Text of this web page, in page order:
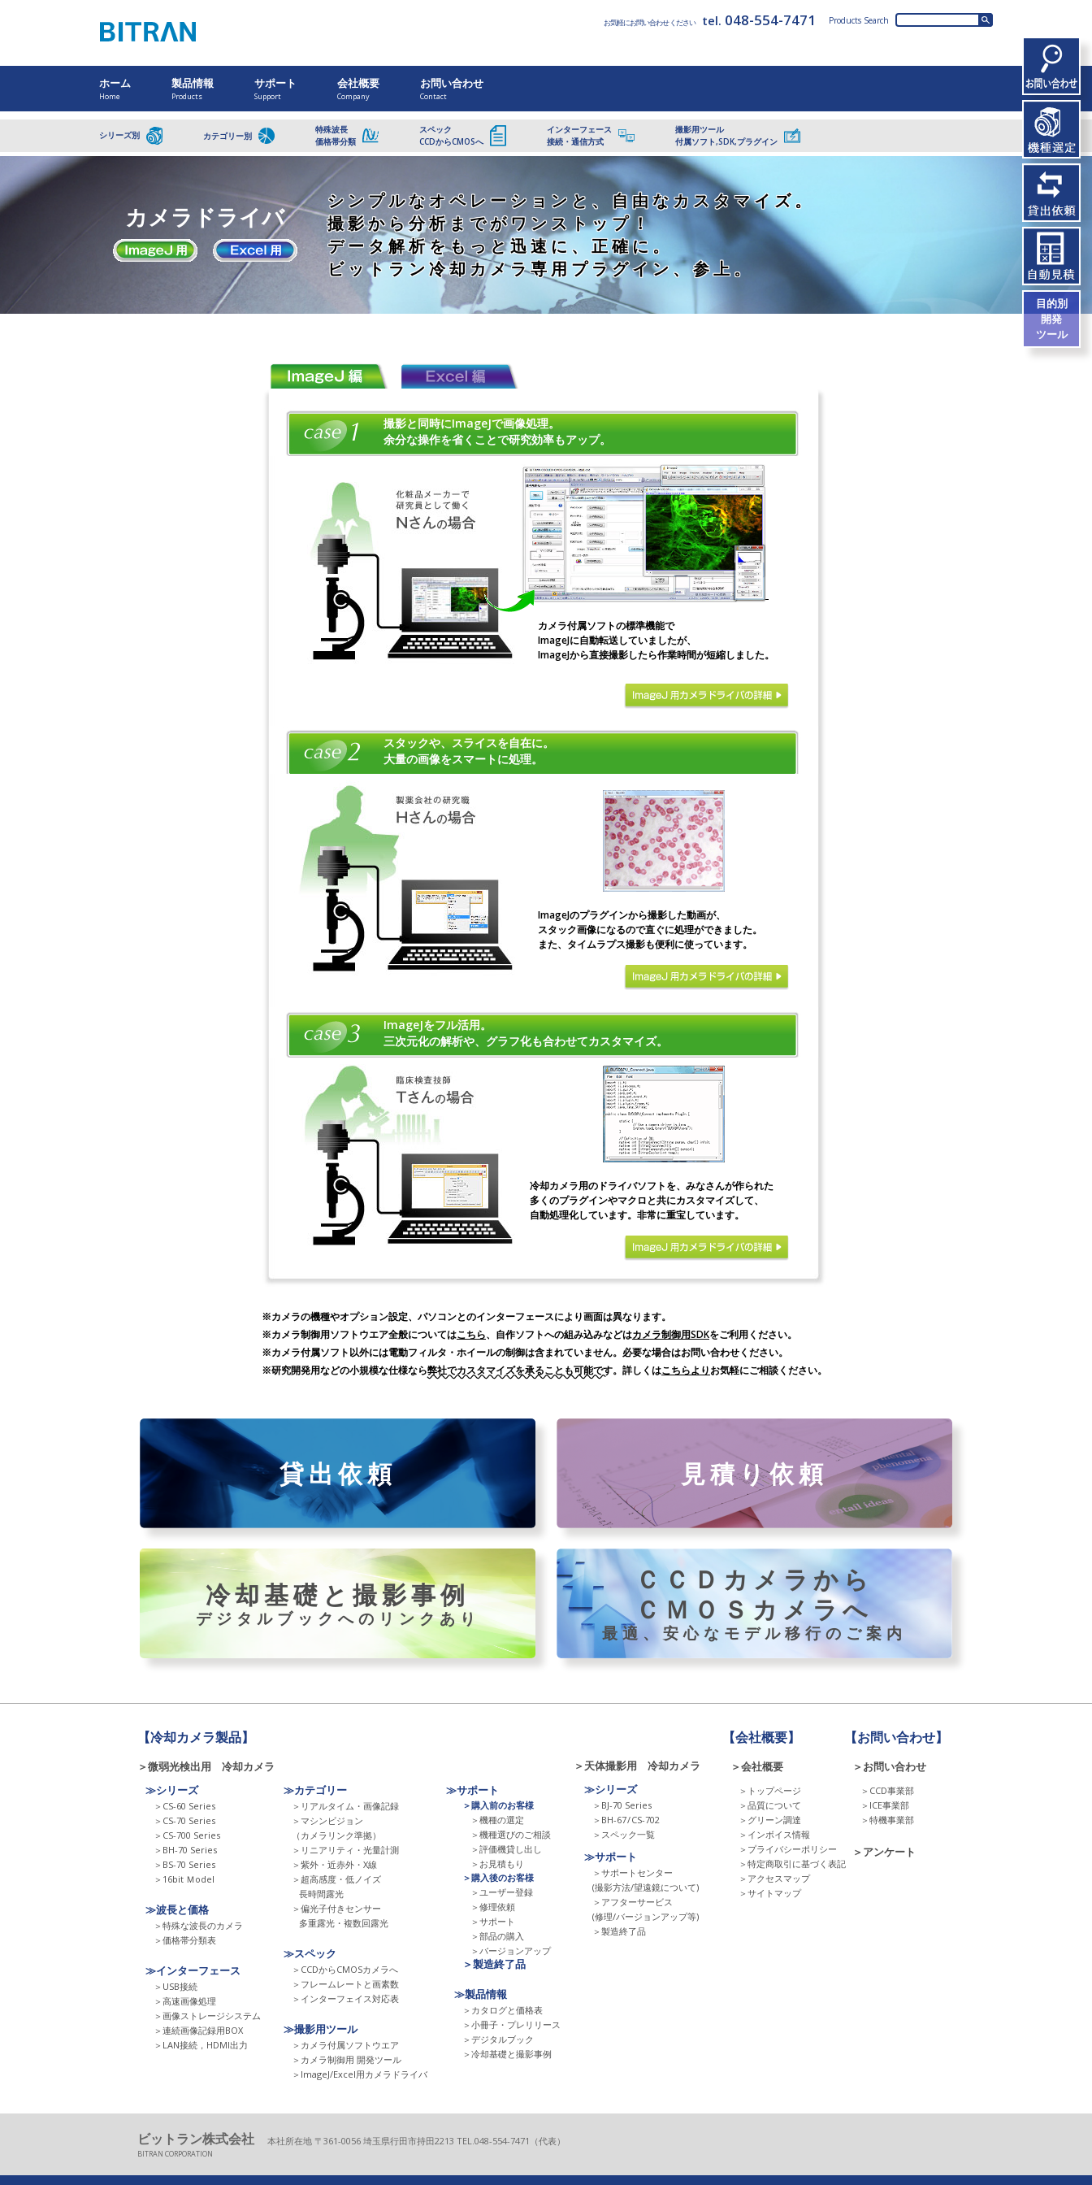
お気軽にお問い合わせください tel. 048-554-7471 Products Search
ホーム
Home
製品情報
Products
サポート
Support
会社概要
Company
お問い合わせ
Contact
シリーズ別 カテゴリー別
特殊波長
価格帯分類
スペック
CCDからCMOSへ
インターフェース
接続・通信方式
撮影用ツール
付属ソフト,SDK,プラグイン
目的別
開発
ツール
カメラドライバ
シンプルなオペレーションと、自由なカスタマイズ。
撮影から分析までがワンストップ！
データ解析をもっと迅速に、正確に。
ビットラン冷却カメラ専用プラグイン、参上。
撮影と同時にImageJで画像処理。
余分な操作を省くことで研究効率もアップ。
カメラ付属ソフトの標準機能で
ImageJに自動転送していましたが、
ImageJから直接撮影したら作業時間が短縮しました。
スタックや、スライスを自在に。
大量の画像をスマートに処理。
ImageJのプラグインから撮影した動画が、
スタック画像になるので直ぐに処理ができました。
また、タイムラプス撮影も便利に使っています。
ImageJをフル活用。
三次元化の解析や、グラフ化も合わせてカスタマイズ。
冷却カメラ用のドライバソフトを、みなさんが作られた
多くのプラグインやマクロと共にカスタマイズして、
自動処理化しています。非常に重宝しています。
※カメラの機種やオプション設定、パソコンとのインターフェースにより画面は異なります。
※カメラ制御用ソフトウエア全般についてはこちら、自作ソフトへの組み込みなどはカメラ制御用SDKをご利用ください。
※カメラ付属ソフト以外には電動フィルタ・ホイールの制御は含まれていません。必要な場合はお問い合わせください。
※研究開発用などの小規模な仕様なら弊社でカスタマイズを承ることも可能です。詳しくはこちらよりお気軽にご相談ください。
貸出依頼 見積り依頼
冷却基礎と撮影事例
デジタルブックへのリンクあり
ＣＣＤカメラから
ＣＭＯＳカメラへ
最適、安心なモデル移行のご案内
【冷却カメラ製品】
＞微弱光検出用 冷却カメラ
≫シリーズ
＞CS-60 Series
＞CS-70 Series
＞CS-700 Series
＞BH-70 Series
＞BS-70 Series
＞16bit Ｍodel
≫波長と価格
＞特殊な波長のカメラ
＞価格帯分類表
≫インターフェース
＞USB接続
＞高速画像処理
＞画像ストレージシステム
＞連続画像記録用BOX
＞LAN接続，HDMI出力
≫カテゴリー
＞リアルタイム・画像記録
＞マシンビジョン
（カメラリンク準拠）
＞リニアリティ・光量計測
＞紫外・近赤外・X線
＞超高感度・低ノイズ
長時間露光
＞偏光子付きセンサー
多重露光・複数回露光
≫スペック
＞CCDからCMOSカメラへ
＞フレームレートと画素数
＞インターフェイス対応表
≫撮影用ツール
＞カメラ付属ソフトウエア
＞カメラ制御用 開発ツール
＞ImageJ/Excel用カメラドライバ
≫サポート
＞購入前のお客様
＞機種の選定
＞機種選びのご相談
＞評価機貸し出し
＞お見積もり
＞購入後のお客様
＞ユーザー登録
＞修理依頼
＞サポート
＞部品の購入
＞バージョンアップ
＞製造終了品
≫製品情報
＞カタログと価格表
＞小冊子・プレリリース
＞デジタルブック
＞冷却基礎と撮影事例
＞天体撮影用 冷却カメラ
≫シリーズ
＞BJ-70 Series
＞BH-67/CS-702
＞スペック一覧
≫サポート
＞サポートセンター
(撮影方法/望遠鏡について)
＞アフターサービス
(修理/バージョンアップ等)
＞製造終了品
【会社概要】
＞会社概要
＞トップページ
＞品質について
＞グリーン調達
＞インボイス情報
＞プライバシーポリシー
＞特定商取引に基づく表記
＞アクセスマップ
＞サイトマップ
【お問い合わせ】
＞お問い合わせ
＞CCD事業部
＞ICE事業部
＞特機事業部
＞アンケート
ビットラン株式会社
BITRAN CORPORATION
本社所在地 〒361-0056 埼玉県行田市持田2213 TEL.048-554-7471（代表）